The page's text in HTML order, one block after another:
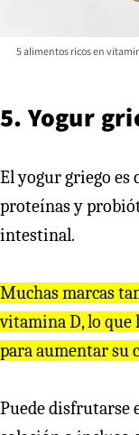
5 alimentos ricos en
5. Yogur
El yogur griego es
proteínas y
intestinal.
Muchas marcas
vitamina D, lo que
para aumentar su
Puede disfrutarse